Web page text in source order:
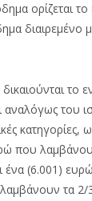
ορίζεται
διαιρεμένο
το
αναλόγως του
κατηγορίες,
που
ένα (6.001)
τα 2/